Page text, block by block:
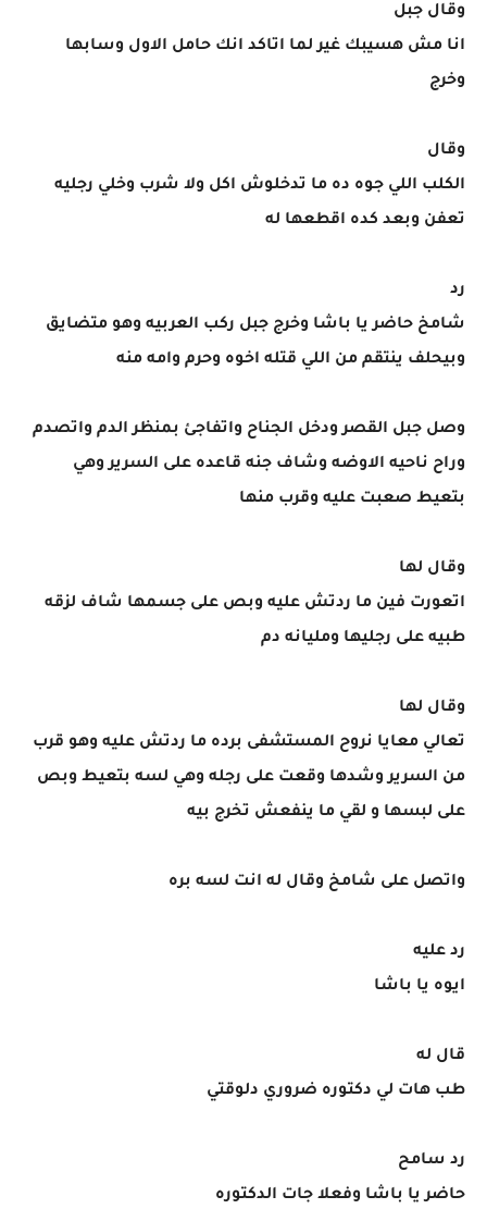
وقال جبل
انا مش هسيبك غير لما اتاكد انك حامل الاول وسابها
وخرج
وقال
الكلب اللي جوه ده ما تدخلوش اكل ولا شرب وخلي رجليه
تعفن وبعد كده اقطعها له
رد
شامخ حاضر يا باشا وخرج جبل ركب العربيه وهو متضايق
وبيحلف ينتقم من اللي قتله اخوه وحرم وامه منه
وصل جبل القصر ودخل الجناح واتفاجئ بمنظر الدم واتصدم
وراح ناحيه الاوضه وشاف جنه قاعده على السرير وهي
بتعيط صعبت عليه وقرب منها
وقال لها
اتعورت فين ما ردتش عليه وبص على جسمها شاف لزقه
طبيه على رجليها ومليانه دم
وقال لها
تعالي معايا نروح المستشفى برده ما ردتش عليه وهو قرب
من السرير وشدها وقعت على رجله وهي لسه بتعيط وبص
على لبسها و لقي ما ينفعش تخرج بيه
واتصل على شامخ وقال له انت لسه بره
رد عليه
ايوه يا باشا
قال له
طب هات لي دكتوره ضروري دلوقتي
رد سامح
حاضر يا باشا وفعلا جات الدكتوره